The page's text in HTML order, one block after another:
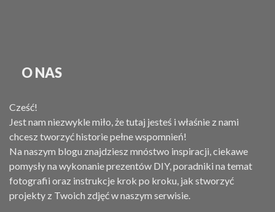
O NAS
Cześć!
Jest nam niezwykle miło, że tutaj jesteś i właśnie z nami
chcesz tworzyć historie pełne wspomnień!
Na naszym blogu znajdziesz mnóstwo inspiracji, ciekawe
pomysły na wykonanie prezentów DIY, poradniki na temat
fotografii oraz instrukcje krok po kroku, jak stworzyć
projekty z Twoich zdjęć w naszym serwisie.